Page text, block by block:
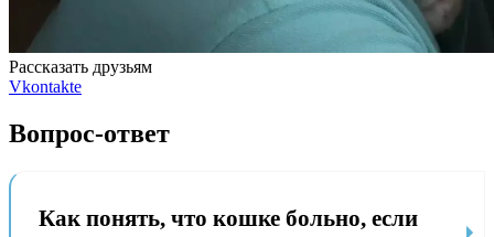
Рассказать друзьям
Vkontakte
Вопрос-ответ
Как понять, что кошке больно, если